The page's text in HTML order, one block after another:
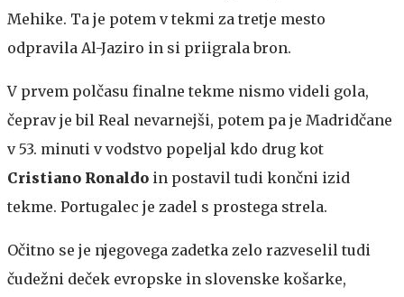
Mehike. Ta je potem v tekmi za tretje mesto
odpravila Al-Jaziro in si priigrala bron.
V prvem polčasu finalne tekme nismo videli gola,
čeprav je bil Real nevarnejši, potem pa je Madridčane
v 53. minuti v vodstvo popeljal kdo drug kot
Cristiano Ronaldo in postavil tudi končni izid
tekme. Portugalec je zadel s prostega strela.
Očitno se je njegovega zadetka zelo razveselil tudi
čudežni deček evropske in slovenske košarke,